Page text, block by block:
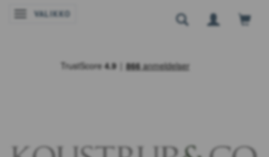
VAIHDA NAVIGOINNIN TILAA
VALIKKO